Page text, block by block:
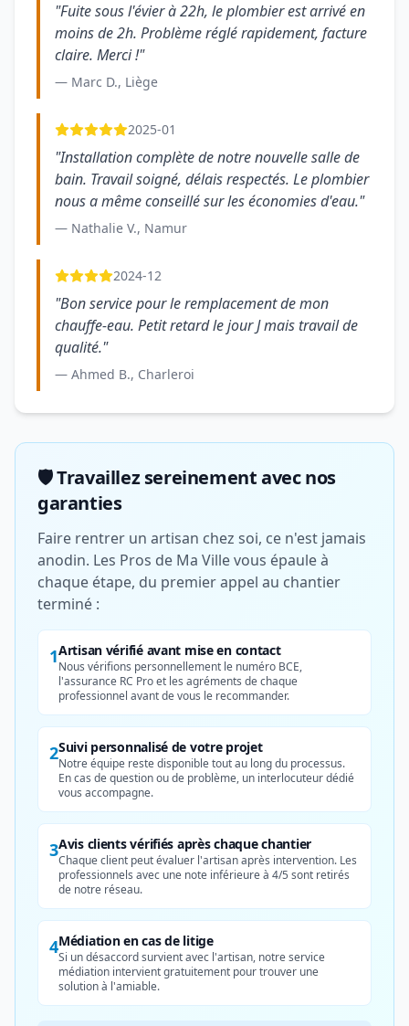
"Fuite sous l'évier à 22h, le plombier est arrivé en
moins de 2h. Problème réglé rapidement, facture
claire. Merci !"
— Marc D., Liège
2025-01
"Installation complète de notre nouvelle salle de
bain. Travail soigné, délais respectés. Le plombier
nous a même conseillé sur les économies d'eau."
— Nathalie V., Namur
2024-12
"Bon service pour le remplacement de mon
chauffe-eau. Petit retard le jour J mais travail de
qualité."
— Ahmed B., Charleroi
🛡️ Travaillez sereinement avec nos
garanties
Faire rentrer un artisan chez soi, ce n'est jamais
anodin. Les Pros de Ma Ville vous épaule à
chaque étape, du premier appel au chantier
terminé :
1Artisan vérifié avant mise en contact
Nous vérifions personnellement le numéro BCE,
l'assurance RC Pro et les agréments de chaque
professionnel avant de vous le recommander.
2Suivi personnalisé de votre projet
Notre équipe reste disponible tout au long du processus.
En cas de question ou de problème, un interlocuteur dédié
vous accompagne.
3Avis clients vérifiés après chaque chantier
Chaque client peut évaluer l'artisan après intervention. Les
professionnels avec une note inférieure à 4/5 sont retirés
de notre réseau.
4Médiation en cas de litige
Si un désaccord survient avec l'artisan, notre service
médiation intervient gratuitement pour trouver une
solution à l'amiable.